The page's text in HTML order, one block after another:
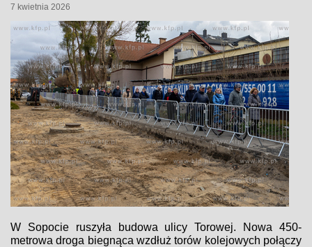
7 kwietnia 2026
W Sopocie ruszyła budowa ulicy Torowej. Nowa 450-
metrowa droga biegnąca wzdłuż torów kolejowych połączy